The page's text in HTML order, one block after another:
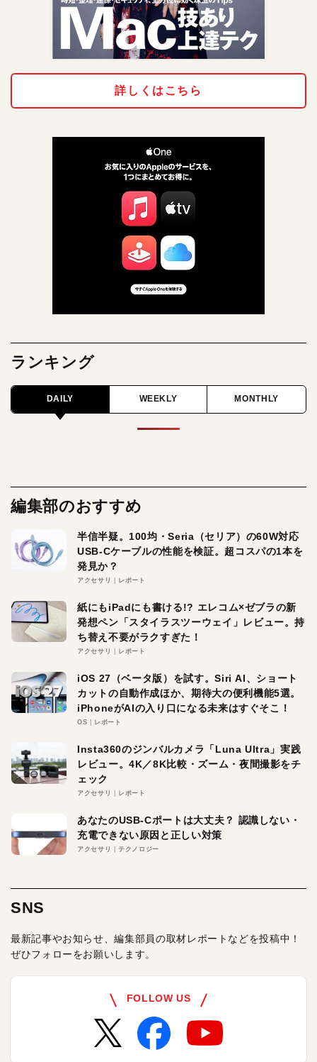
詳しくはこちら
ランキング
DAILY WEEKLY MONTHLY
編集部のおすすめ
半信半疑。100均・Seria（セリア）の60W対応
USB-Cケーブルの性能を検証。超コスパの1本を
発見か？
アクセサリ レポート
紙にもiPadにも書ける!? エレコム×ゼブラの新
発想ペン「スタイラスツーウェイ」レビュー。持
ち替え不要がラクすぎた！
アクセサリ レポート
iOS 27（ベータ版）を試す。Siri AI、ショート
カットの自動作成ほか、期待大の便利機能5選。
iPhoneがAIの入り口になる未来はすぐそこ！
OS レポート
Insta360のジンバルカメラ「Luna Ultra」実践
レビュー。4K／8K比較・ズーム・夜間撮影をチ
ェック
アクセサリ レポート
あなたのUSB-Cポートは大丈夫？ 認識しない・
充電できない原因と正しい対策
アクセサリ テクノロジー
SNS
最新記事やお知らせ、編集部員の取材レポートなどを投稿中！
ぜひフォローをお願いします。
FOLLOW US